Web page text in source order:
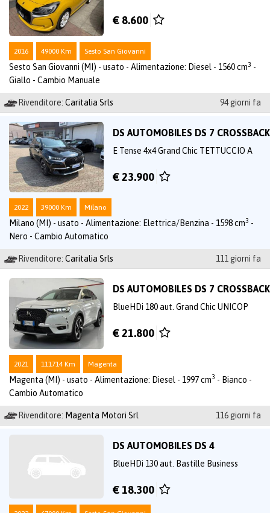
€ 8.600
2016 49000 Km Sesto San Giovanni
Sesto San Giovanni (MI) - usato - Alimentazione: Diesel - 1560 cm3 -
Giallo - Cambio Manuale
Rivenditore: Caritalia Srls 94 giorni fa
DS AUTOMOBILES DS 7 CROSSBACK
E Tense 4x4 Grand Chic TETTUCCIO A
€ 23.900
2022 39000 Km Milano
Milano (MI) - usato - Alimentazione: Elettrica/Benzina - 1598 cm3 -
Nero - Cambio Automatico
Rivenditore: Caritalia Srls 111 giorni fa
DS AUTOMOBILES DS 7 CROSSBACK
BlueHDi 180 aut. Grand Chic UNICOP
€ 21.800
2021 111714 Km Magenta
Magenta (MI) - usato - Alimentazione: Diesel - 1997 cm3 - Bianco -
Cambio Automatico
Rivenditore: Magenta Motori Srl 116 giorni fa
DS AUTOMOBILES DS 4
BlueHDi 130 aut. Bastille Business
€ 18.300